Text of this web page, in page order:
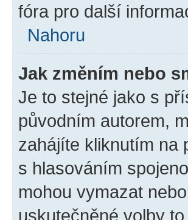
fóra pro další
Nahoru
Jak změním nebo
Je to stejné jako s
původním autorem,
zahájíte kliknutím na
s hlasováním
mohou vymazat
uskutečněné volby